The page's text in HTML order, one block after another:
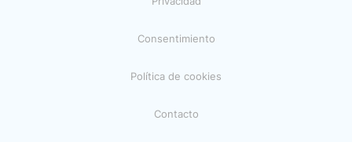
Consentimiento
Política de cookies
Contacto